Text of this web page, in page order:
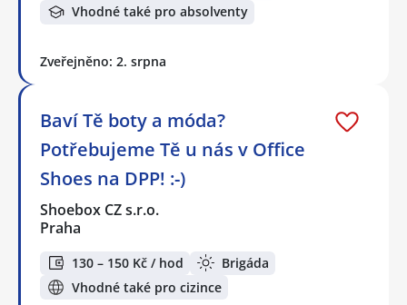
Vhodné také pro absolventy
Zveřejněno: 2. srpna
Baví Tě boty a móda?
Potřebujeme Tě u nás v Office
Shoes na DPP! :-)
Shoebox CZ s.r.o.
Praha
130 – 150 Kč / hod
Brigáda
Vhodné také pro cizince